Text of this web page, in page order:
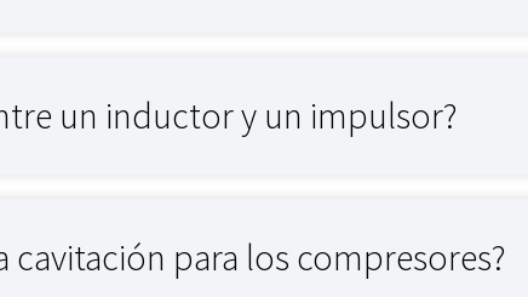
un inductor y un impulsor?
cavitación para los compresores?